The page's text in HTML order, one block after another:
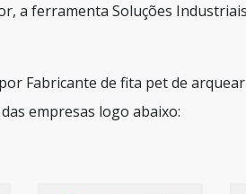
a ferramenta Soluções
Fabricante de fita pet de
empresas logo abaixo: